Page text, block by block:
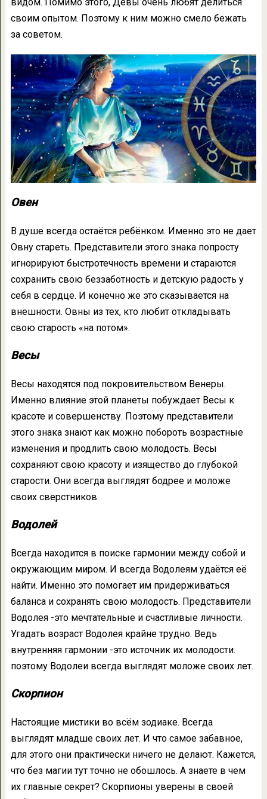
своим опытом. Поэтому к ним можно смело бежать
за советом.
Овен
В душе всегда остаётся ребёнком. Именно это не дает
Овну стареть. Представители этого знака попросту
игнорируют быстротечность времени и стараются
сохранить свою беззаботность и детскую радость у
себя в сердце. И конечно же это сказывается на
внешности. Овны из тех, кто любит откладывать
свою старость «на потом».
Весы
Весы находятся под покровительством Венеры.
Именно влияние этой планеты побуждает Весы к
красоте и совершенству. Поэтому представители
этого знака знают как можно побороть возрастные
изменения и продлить свою молодость. Весы
сохраняют свою красоту и изящество до глубокой
старости. Они всегда выглядят бодрее и моложе
своих сверстников.
Водолей
Всегда находится в поиске гармонии между собой и
окружающим миром. И всегда Водолеям удаётся её
найти. Именно это помогает им придерживаться
баланса и сохранять свою молодость. Представители
Водолея -это мечтательные и счастливые личности.
Угадать возраст Водолея крайне трудно. Ведь
внутренняя гармонии -это источник их молодости.
поэтому Водолеи всегда выглядят моложе своих лет.
Скорпион
Настоящие мистики во всём зодиаке. Всегда
выглядят младше своих лет. И что самое забавное,
для этого они практически ничего не делают. Кажется,
что без магии тут точно не обошлось. А знаете в чем
их главные секрет? Скорпионы уверены в своей